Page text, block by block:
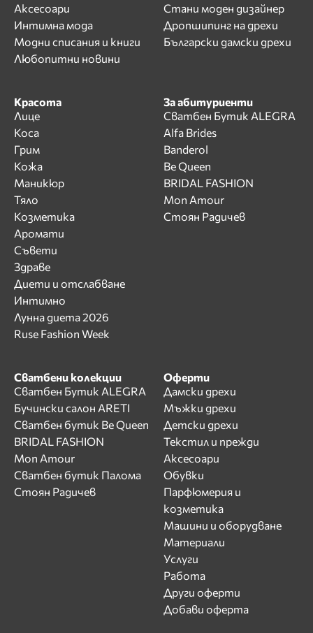
Аксесоари
Интимна мода
Модни списания и книги
Любопитни новини
Стани моден дизайнер
Дропшипинг на дрехи
Български дамски дрехи
Красота
Лице
Коса
Грим
Кожа
Маникюр
Тяло
Козметика
Аромати
Съвети
Здраве
Диети и отслабване
Интимно
Лунна диета 2026
Ruse Fashion Week
За абитуриенти
Сватбен Бутик ALEGRA
Alfa Brides
Banderol
Be Queen
BRIDAL FASHION
Mon Amour
Стоян Радичев
Сватбени колекции
Сватбен Бутик ALEGRA
Бучински салон ARETI
Сватбен бутик Be Queen
BRIDAL FASHION
Mon Amour
Сватбен бутик Палома
Стоян Радичев
Оферти
Дамски дрехи
Мъжки дрехи
Детски дрехи
Текстил и прежди
Аксесоари
Обувки
Парфюмерия и
козметика
Машини и оборудване
Материали
Услуги
Работа
Други оферти
Добави оферта